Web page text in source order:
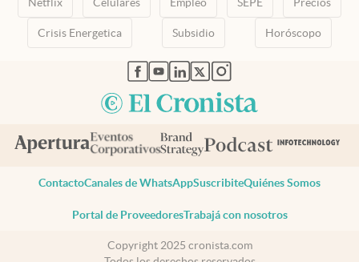
Crisis Energetica Subsidio Horóscopo
abre en nueva pestaña
abre en nueva pestaña
abre en nueva pestaña
abre en nueva pestaña
abre en nueva pestaña
ContactoCanales de WhatsAppSuscribiteQuiénes Somos
Portal de ProveedoresTrabajá con nosotros
Copyright 2025 cronista.com